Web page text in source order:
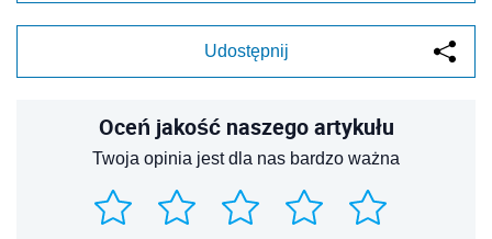
Udostępnij
Oceń jakość naszego artykułu
Twoja opinia jest dla nas bardzo ważna